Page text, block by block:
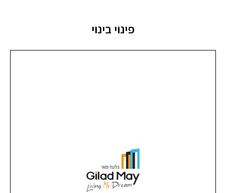
פינוי בינוי